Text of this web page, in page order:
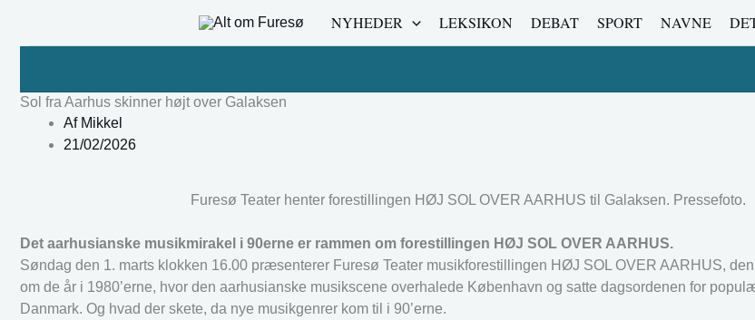
NYHEDER LEKSIKON DEBAT SPORT NAVNE
Sol fra Aarhus skinner højt over Galaksen
AfMikkel
21/02/2026
Furesø Teater henter forestillingen HØJ SOL OVER AARHUS til Galaksen. Pressefoto.
Det aarhusianske musikmirakel i 90erne er rammen om forestillingen HØJ SOL OVER AARHUS.
Søndag den 1. marts klokken 16.00 præsenterer Furesø Teater musikforestillingen HØJ SOL OVER AARHUS,
om de år i 1980’erne, hvor den aarhusianske musikscene overhalede København og satte dagsordenen for
Danmark. Og hvad der skete, da nye musikgenrer kom til i 90’erne.